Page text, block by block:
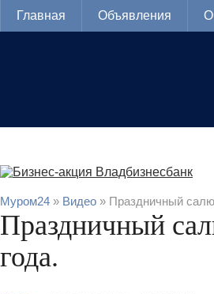
Главная Объявления
Муром24 » Видео » Праздничный
Праздничный
года.